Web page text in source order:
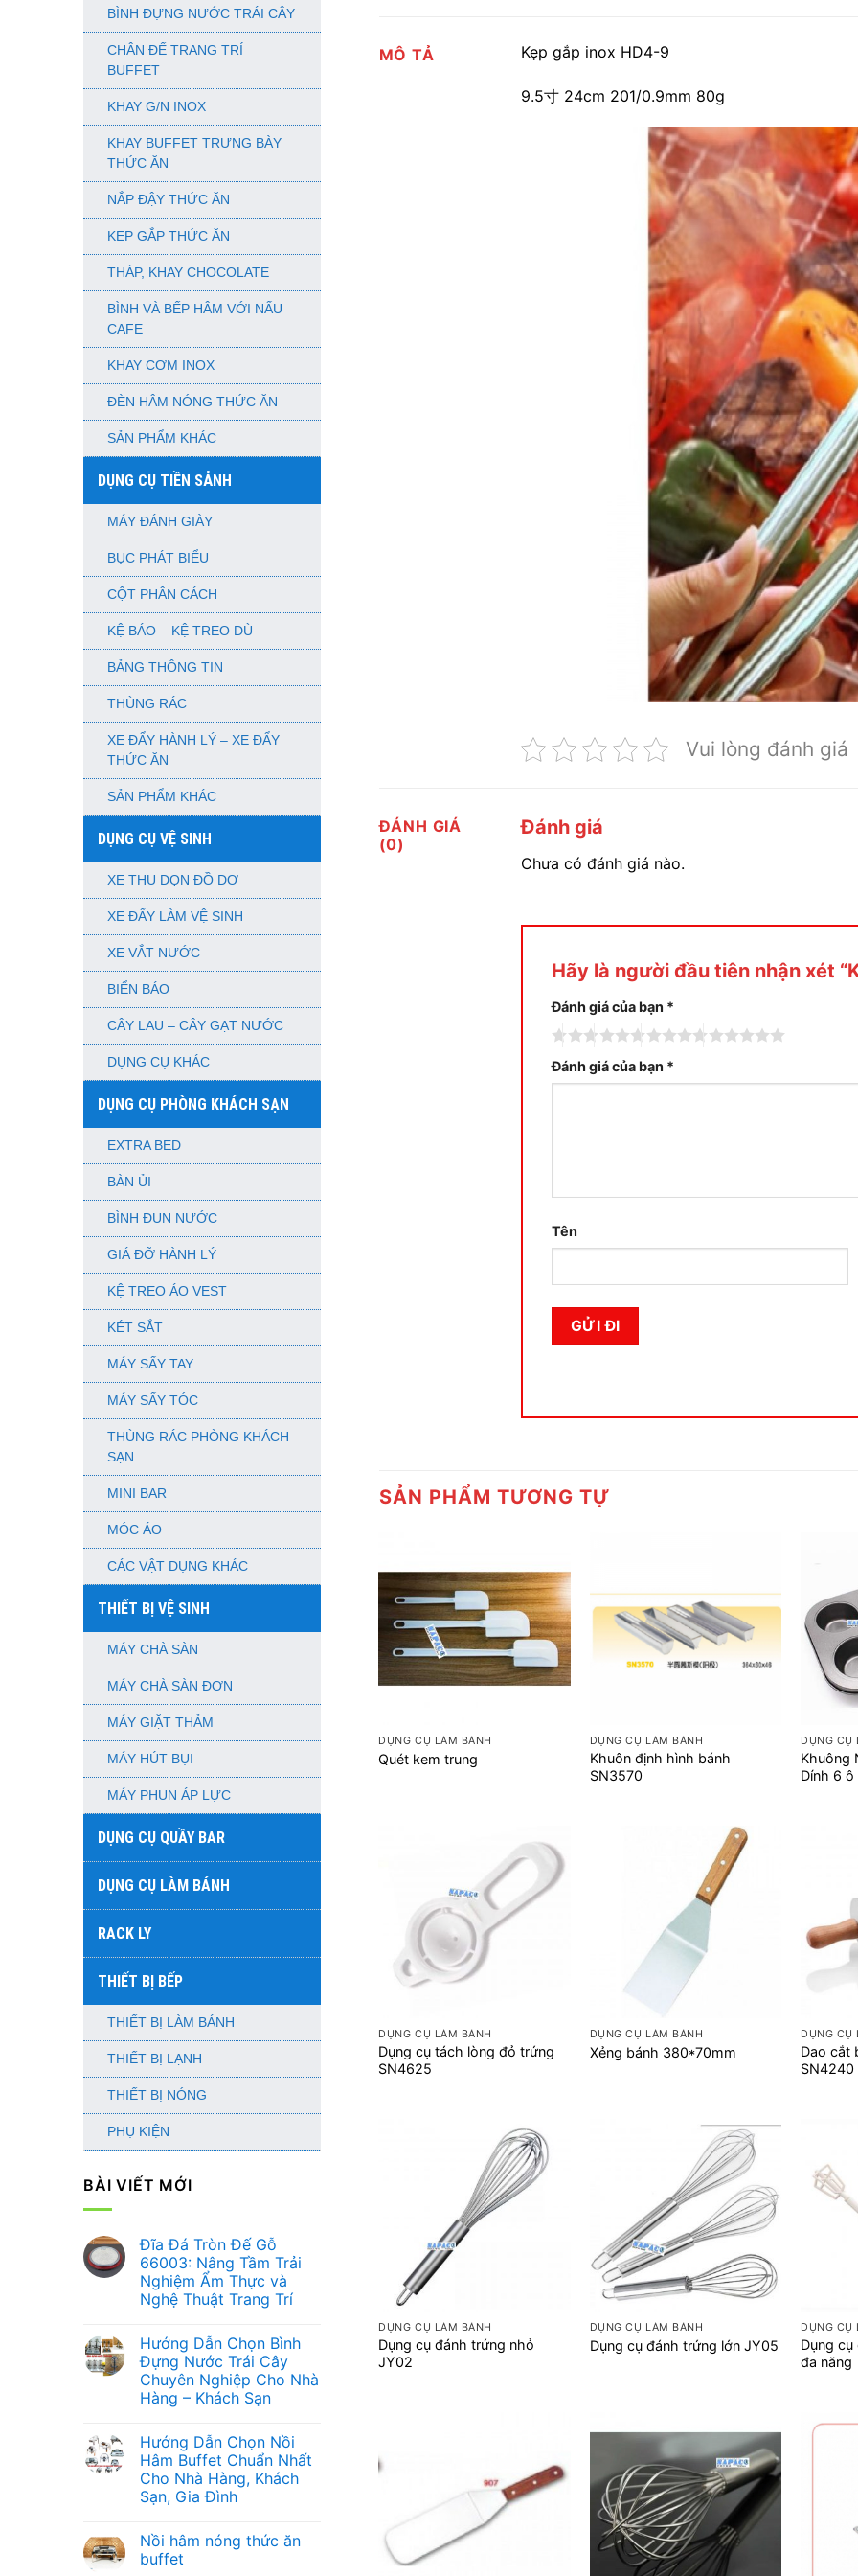
BÌNH ĐỰNG NƯỚC TRÁI CÂY
CHÂN ĐẾ TRANG TRÍ
BUFFET
KHAY G/N INOX
KHAY BUFFET TRƯNG BÀY
THỨC ĂN
NẮP ĐẬY THỨC ĂN
KẸP GẮP THỨC ĂN
THÁP, KHAY CHOCOLATE
BÌNH VÀ BẾP HÂM VỚI NẤU
CAFE
KHAY CƠM INOX
ĐÈN HÂM NÓNG THỨC ĂN
SẢN PHẨM KHÁC
DỤNG CỤ TIỀN SẢNH
MÁY ĐÁNH GIÀY
BỤC PHÁT BIỂU
CỘT PHÂN CÁCH
KỆ BÁO – KỆ TREO DÙ
BẢNG THÔNG TIN
THÙNG RÁC
XE ĐẨY HÀNH LÝ – XE ĐẨY
THỨC ĂN
SẢN PHẨM KHÁC
DỤNG CỤ VỆ SINH
XE THU DỌN ĐỒ DƠ
XE ĐẨY LÀM VỆ SINH
XE VẮT NƯỚC
BIỂN BÁO
CÂY LAU – CÂY GẠT NƯỚC
DỤNG CỤ KHÁC
DỤNG CỤ PHÒNG KHÁCH SẠN
EXTRA BED
BÀN ỦI
BÌNH ĐUN NƯỚC
GIÁ ĐỠ HÀNH LÝ
KỆ TREO ÁO VEST
KÉT SẮT
MÁY SẤY TAY
MÁY SẤY TÓC
THÙNG RÁC PHÒNG KHÁCH
SẠN
MINI BAR
MÓC ÁO
CÁC VẬT DỤNG KHÁC
THIẾT BỊ VỆ SINH
MÁY CHÀ SÀN
MÁY CHÀ SÀN ĐƠN
MÁY GIẶT THẢM
MÁY HÚT BỤI
MÁY PHUN ÁP LỰC
DỤNG CỤ QUẦY BAR
DỤNG CỤ LÀM BÁNH
RACK LY
THIẾT BỊ BẾP
THIẾT BỊ LÀM BÁNH
THIẾT BỊ LẠNH
THIẾT BỊ NÓNG
PHỤ KIỆN
BÀI VIẾT MỚI
Đĩa Đá Tròn Đế Gỗ
66003: Nâng Tầm Trải
Nghiệm Ẩm Thực và
Nghệ Thuật Trang Trí
bình
luận
ở
Đĩa
Đá
Tròn
66003:
Nâng
Tầm
Trải
Nghiệm
Ẩm
Nghệ
Thuật
Trang
Hướng Dẫn Chọn Bình
Đựng Nước Trái Cây
Chuyên Nghiệp Cho Nhà
Hàng – Khách Sạn
bình
luận
ở
Hướng
Dẫn
Chọn
Nước
Trái
Cây
Hướng Dẫn Chọn Nồi
Hâm Buffet Chuẩn Nhất
Cho Nhà Hàng, Khách
Sạn, Gia Đình
bình
luận
ở
Nồi hâm nóng thức ăn
buffet
MÔ TẢ Kẹp gắp inox HD4-9
9.5寸 24cm 201/0.9mm 80g
Vui lòng đánh giá
ĐÁNH GIÁ
(0)
Đánh giá
Chưa có đánh giá nào.
Hãy là người đầu tiên nhận xét
Đánh giá của bạn *
Đánh giá của bạn *
Tên
SẢN PHẨM TƯƠNG TỰ
DỤNG CỤ LÀM BÁNH
Quét kem trung
DỤNG CỤ LÀM BÁNH
Khuôn định hình bánh
SN3570
DỤNG CỤ
Khuông
Dính 6 ô
DỤNG CỤ LÀM BÁNH
Dụng cụ tách lòng đỏ trứng
SN4625
DỤNG CỤ LÀM BÁNH
Xẻng bánh 380*70mm
DỤNG CỤ
Dao cắt
SN4240
+
DỤNG CỤ LÀM BÁNH
Dụng cụ đánh trứng nhỏ
JY02
+
DỤNG CỤ LÀM BÁNH
Dụng cụ đánh trứng lớn JY05
DỤNG CỤ
Dụng
đa năng